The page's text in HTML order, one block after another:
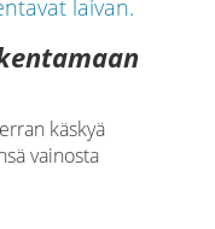
käskyä
vainosta